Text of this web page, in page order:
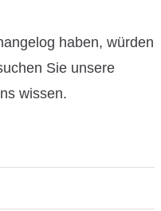
haben, würden
Sie unsere
wissen.